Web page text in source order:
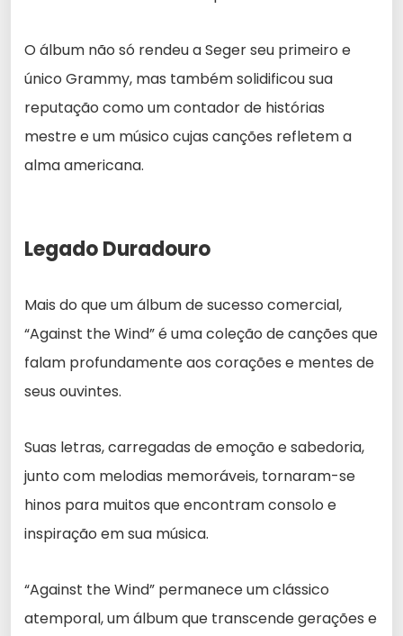
O álbum não só rendeu a Seger seu primeiro e
único Grammy, mas também solidificou sua
reputação como um contador de histórias
mestre e um músico cujas canções refletem a
alma americana.
Legado Duradouro
Mais do que um álbum de sucesso comercial,
“Against the Wind” é uma coleção de canções que
falam profundamente aos corações e mentes de
seus ouvintes.
Suas letras, carregadas de emoção e sabedoria,
junto com melodias memoráveis, tornaram-se
hinos para muitos que encontram consolo e
inspiração em sua música.
“Against the Wind” permanece um clássico
atemporal, um álbum que transcende gerações e